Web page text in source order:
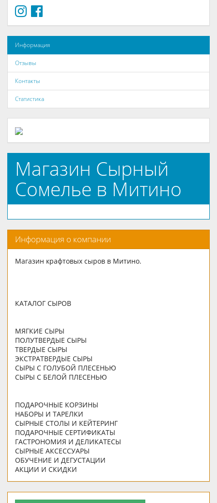
Информация
Отзывы
Контакты
Статистика
Магазин Сырный
Сомелье в Митино
Информация о компании
Магазин крафтовых сыров в Митино.
КАТАЛОГ СЫРОВ
МЯГКИЕ СЫРЫ
ПОЛУТВЕРДЫЕ СЫРЫ
ТВЕРДЫЕ СЫРЫ
ЭКСТРАТВЕРДЫЕ СЫРЫ
СЫРЫ С ГОЛУБОЙ ПЛЕСЕНЬЮ
СЫРЫ С БЕЛОЙ ПЛЕСЕНЬЮ
ПОДАРОЧНЫЕ КОРЗИНЫ
НАБОРЫ И ТАРЕЛКИ
СЫРНЫЕ СТОЛЫ И КЕЙТЕРИНГ
ПОДАРОЧНЫЕ СЕРТИФИКАТЫ
ГАСТРОНОМИЯ И ДЕЛИКАТЕСЫ
СЫРНЫЕ АКСЕССУАРЫ
ОБУЧЕНИЕ И ДЕГУСТАЦИИ
АКЦИИ И СКИДКИ